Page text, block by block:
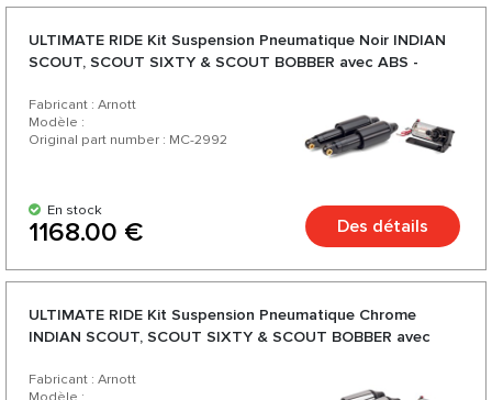
ULTIMATE RIDE Kit Suspension Pneumatique Noir INDIAN
SCOUT, SCOUT SIXTY & SCOUT BOBBER avec ABS -
Fabricant : Arnott
Modèle :
Original part number : MC-2992
En stock
1168.00 € Des détails
ULTIMATE RIDE Kit Suspension Pneumatique Chrome
INDIAN SCOUT, SCOUT SIXTY & SCOUT BOBBER avec
Fabricant : Arnott